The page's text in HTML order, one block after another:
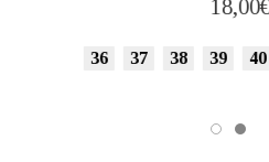
18,00€
36 37 38 39 40